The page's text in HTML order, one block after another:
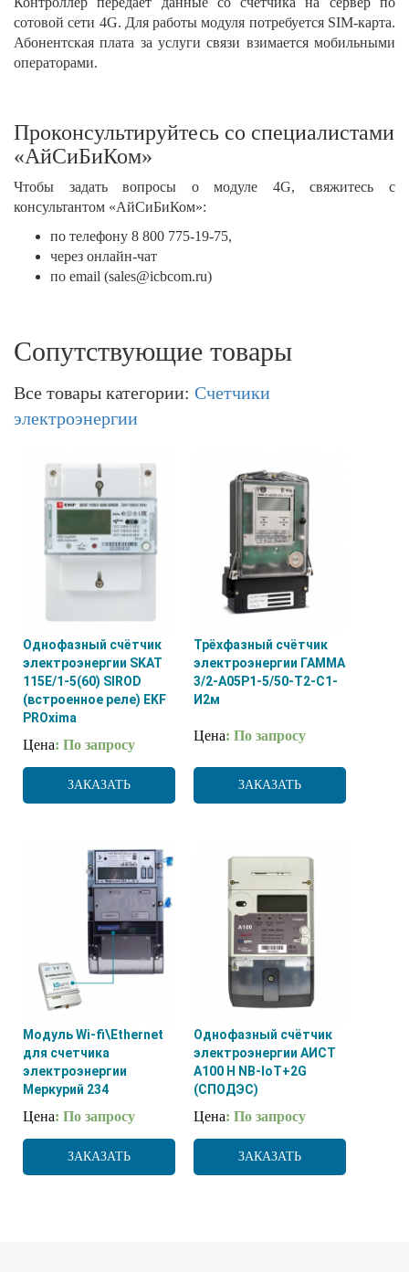
сотовой сети 4G. Для работы модуля потребуется SIM-карта.
Абонентская плата за услуги связи взимается мобильными
операторами.
Проконсультируйтесь со специалистами
«АйСиБиКом»
Чтобы задать вопросы о модуле 4G, свяжитесь с
консультантом «АйСиБиКом»:
по телефону 8 800 775-19-75,
через онлайн-чат
по email (sales@icbcom.ru)
Сопутствующие товары
Все товары категории: Счетчики
электроэнергии
Однофазный счётчик
электроэнергии SKAT
115E/1-5(60) SIROD
(встроенное реле) EKF
PROxima
Цена: По запросу
ЗАКАЗАТЬ
Трёхфазный счётчик
электроэнергии ГАММА
3/2-А05Р1-5/50-Т2-С1-
И2м
Цена: По запросу
ЗАКАЗАТЬ
Модуль Wi-fi\Ethernet
для счетчика
электроэнергии
Меркурий 234
Цена: По запросу
ЗАКАЗАТЬ
Однофазный счётчик
электроэнергии АИСТ
А100 H NB-IoT+2G
(СПОДЭС)
Цена: По запросу
ЗАКАЗАТЬ